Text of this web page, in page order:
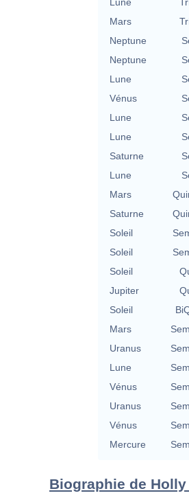
Mars
Neptune
Neptune
Lune
Vénus
Lune
Lune
Saturne
Lune
Mars
Saturne
Soleil
Soleil
Soleil
Jupiter
Soleil
Mars
Uranus
Lune
Vénus
Uranus
Vénus
Mercure
Biographie de